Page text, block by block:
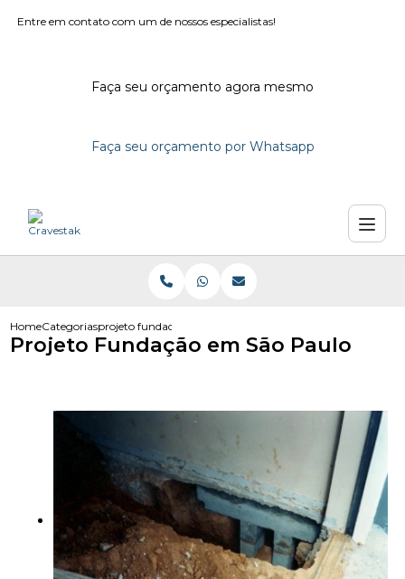
Entre em contato com um de nossos especialistas!
Faça seu orçamento agora mesmo
Faça seu orçamento por Whatsapp
HomeCategoriasprojeto fundacao em sao paulo
Projeto Fundação em São Paulo